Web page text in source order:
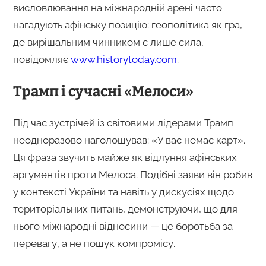
висловлювання на міжнародній арені часто
нагадують афінську позицію: геополітика як гра,
де вирішальним чинником є лише сила,
повідомляє www.historytoday.com.
Трамп і сучасні «Мелоси»
Під час зустрічей із світовими лідерами Трамп
неодноразово наголошував: «У вас немає карт».
Ця фраза звучить майже як відлуння афінських
аргументів проти Мелоса. Подібні заяви він робив
у контексті України та навіть у дискусіях щодо
територіальних питань, демонструючи, що для
нього міжнародні відносини — це боротьба за
перевагу, а не пошук компромісу.